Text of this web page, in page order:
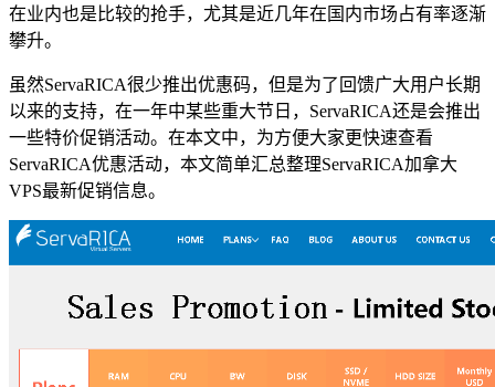
在业内也是比较的抢手，尤其是近几年在国内市场占有率逐渐
攀升。
虽然ServaRICA很少推出优惠码，但是为了回馈广大用户长期
以来的支持，在一年中某些重大节日，ServaRICA还是会推出
一些特价促销活动。在本文中，为方便大家更快速查看
ServaRICA优惠活动，本文简单汇总整理ServaRICA加拿大
VPS最新促销信息。